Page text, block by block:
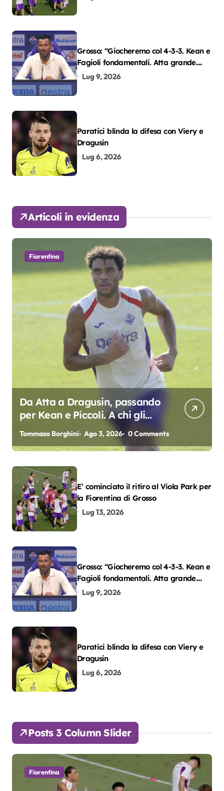
Grosso: “Giocheremo col 4-3-3. Kean e
Fagioli fondamentali. Atta grande
colpo”
Lug 9, 2026
Paratici blinda la difesa con Viery e
Dragusin
Lug 6, 2026
Articoli in evidenza
Fiorentina
Da Atta a Dragusin, passando
per Kean e Piccoli. A chi gli
oscar del precampionato?
Tommaso Borghini Ago 3, 2026 0 Comments
E’ cominciato il ritiro al Viola Park per
la Fiorentina di Grosso
Lug 13, 2026
Grosso: “Giocheremo col 4-3-3. Kean e
Fagioli fondamentali. Atta grande
colpo”
Lug 9, 2026
Paratici blinda la difesa con Viery e
Dragusin
Lug 6, 2026
Posts 3 Column Slider
Fiorentina